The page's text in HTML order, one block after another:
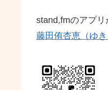
stand,fmのアプリ
藤田侑杏恵（ゆ